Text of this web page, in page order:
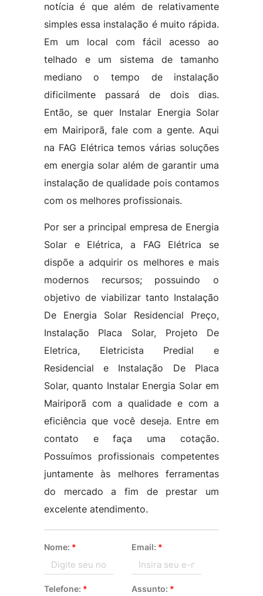
notícia é que além de relativamente
simples essa instalação é muito rápida.
Em um local com fácil acesso ao
telhado e um sistema de tamanho
mediano o tempo de instalação
dificilmente passará de dois dias.
Então, se quer Instalar Energia Solar
em Mairiporã, fale com a gente. Aqui
na FAG Elétrica temos várias soluções
em energia solar além de garantir uma
instalação de qualidade pois contamos
com os melhores profissionais.
Por ser a principal empresa de Energia
Solar e Elétrica, a FAG Elétrica se
dispõe a adquirir os melhores e mais
modernos recursos; possuindo o
objetivo de viabilizar tanto Instalação
De Energia Solar Residencial Preço,
Instalação Placa Solar, Projeto De
Eletrica, Eletricista Predial e
Residencial e Instalação De Placa
Solar, quanto Instalar Energia Solar em
Mairiporã com a qualidade e com a
eficiência que você deseja. Entre em
contato e faça uma cotação.
Possuímos profissionais competentes
juntamente às melhores ferramentas
do mercado a fim de prestar um
excelente atendimento.
Nome: * Email: *
Telefone: * Assunto: *